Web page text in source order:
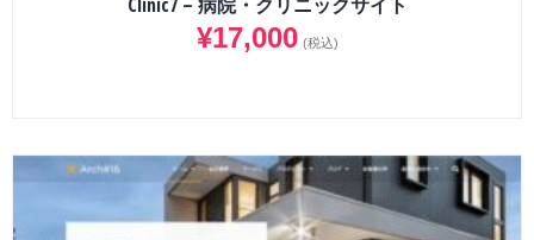
Clinic7 – 病院・クリニックサイト
¥17,000 (税込)